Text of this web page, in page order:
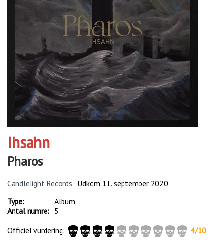
Ihsahn
Pharos
Candlelight Records · Udkom 11. september 2020
Type:
Album
Antal numre: 5
Officiel vurdering:
4/10